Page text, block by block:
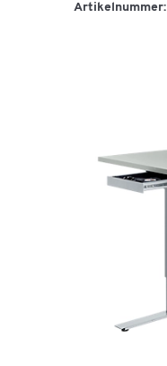
Artikelnummer: